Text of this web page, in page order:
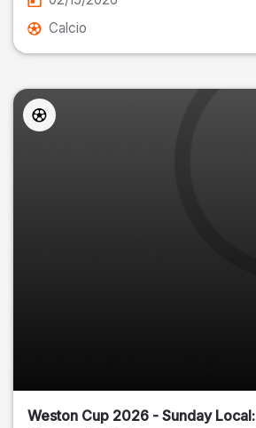
Calcio
Weston Cup 2026 - Sunday Local: Golden Gate